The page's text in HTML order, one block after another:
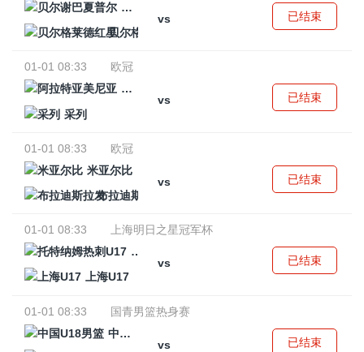
贝尔谢巴夏普尔
vs
贝尔格莱德红星
已结束
01-01 08:33
欧冠
阿拉特亚美尼亚
vs
采列
已结束
01-01 08:33
欧冠
米亚尔比
vs
布拉迪斯拉发
已结束
01-01 08:33
上海明日之星冠军杯
托特纳姆热刺U17
vs
上海U17
已结束
01-01 08:33
国青男篮热身赛
中国U18男篮
vs
已结束